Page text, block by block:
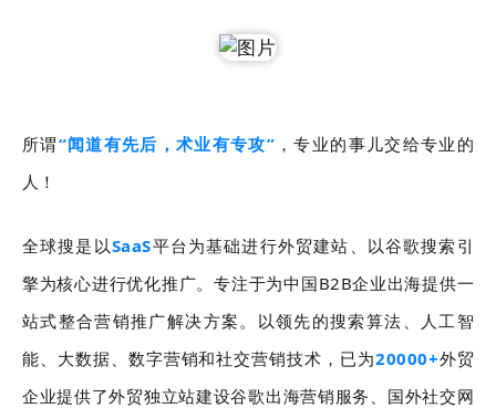
所谓“闻道有先后，术业有专攻” ，专业的事儿交给专业的
人！
全球搜是以SaaS平台为基础进行外贸建站、以谷歌搜索引
擎为核心进行优化推广。专注于为中国B2B企业出海提供一
站式整合营销推广解决方案。以领先的搜索算法、人工智
能、大数据、数字营销和社交营销技术，已为20000+外贸
企业提供了外贸独立站建设谷歌出海营销服务、国外社交网